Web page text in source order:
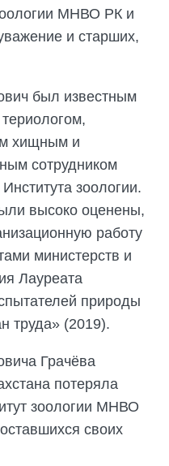
МНВО РК и
и старших,
был известным
хищным и
сотрудником
зоологии.
высоко оценены,
работу
министерств и
Лауреата
природы
труда» (2019).
Грачёва
потеряла
зоологии МНВО
своих